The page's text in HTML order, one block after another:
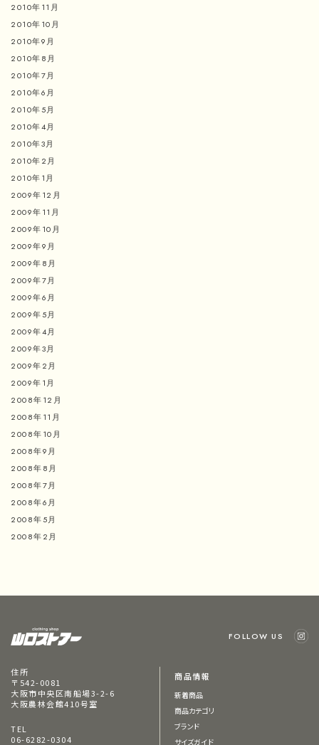
2010年11月
2010年10月
2010年9月
2010年8月
2010年7月
2010年6月
2010年5月
2010年4月
2010年3月
2010年2月
2010年1月
2009年12月
2009年11月
2009年10月
2009年9月
2009年8月
2009年7月
2009年6月
2009年5月
2009年4月
2009年3月
2009年2月
2009年1月
2008年12月
2008年11月
2008年10月
2008年9月
2008年8月
2008年7月
2008年6月
2008年5月
2008年2月
FOLLOW US
住所
〒542-0081
大阪市中央区南船場3-2-6
大阪農林会館410号室
TEL
06-6282-0304
商品情報
新着商品
商品カテゴリ
ブランド
サイズガイド